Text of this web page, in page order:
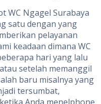
WC Ngagel Surabaya
satu dengan yang
pelayanan
keadaan dimana WC
hari yang lalu
setelah memanggil
baru misalnya yang
tersumbat,